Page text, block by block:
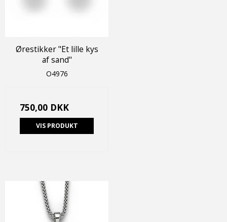
Ørestikker "Et lille kys
af sand"
O4976
750,00 DKK
VIS PRODUKT